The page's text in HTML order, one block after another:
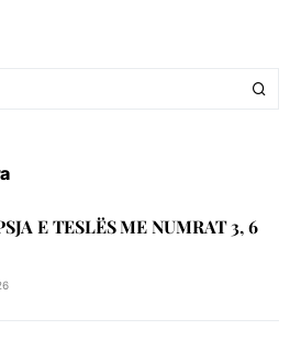
E TESLËS ME NUMRAT 3, 6